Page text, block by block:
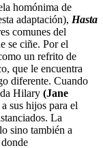
homónima de
adaptación), Hasta
comunes del
se ciñe. Por el
un refrito de
que le encuentra
diferente. Cuando
Hilary (Jane
sus hijos para el
La
sino también a